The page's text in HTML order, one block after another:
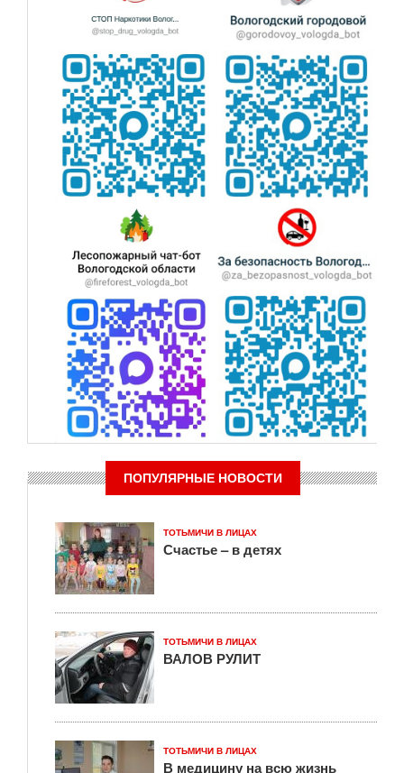
ПОПУЛЯРНЫЕ НОВОСТИ
ТОТЬМИЧИ В ЛИЦАХ
Счастье – в детях
ТОТЬМИЧИ В ЛИЦАХ
ВАЛОВ РУЛИТ
ТОТЬМИЧИ В ЛИЦАХ
В медицину на всю жизнь